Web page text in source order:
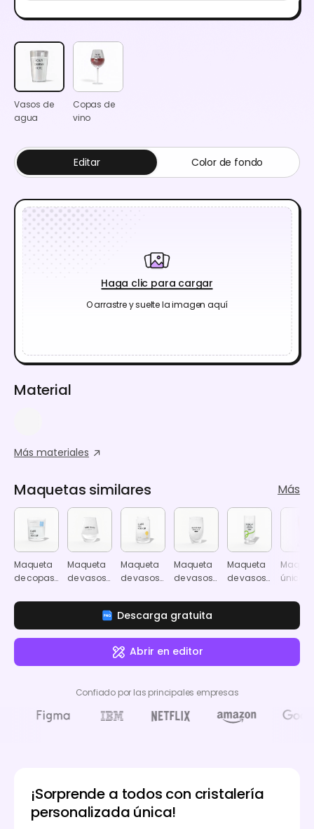
Vasos de
agua
Copas de
vino
Haga clic para cargar
O arrastre y suelte la imagen aquí
Editar Color de fondo
Material
Más materiales
Maquetas similares Más
Maqueta
de copas
Maqueta
de vasos
beber
Maqueta
de vasos
beber
Maqueta
de vasos
beber
Maqueta
de vasos
única
cerveza
Descarga gratuita
Abrir en editor
Confiado por las principales empresas
¡Sorprende a todos con cristalería
personalizada única!